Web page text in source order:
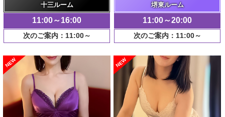
十三ルーム
11:00～16:00
次のご案内：11:00～
堺東ルーム
11:00～20:00
次のご案内：11:00～
NEW NEW